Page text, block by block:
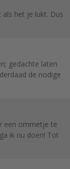
het je lukt. Dus
gedachte laten
de nodige
een ommetje te
ik nu doen! Tot